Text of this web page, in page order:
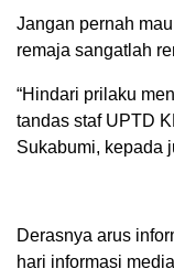
Jangan pernah
remaja sangatlah
“Hindari prilaku
tandas staf UPTD
Sukabumi, kepada
Derasnya arus
hari informasi